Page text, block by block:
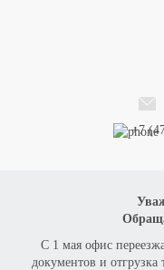
+7
С 1 мая офис
документов и отгрузка